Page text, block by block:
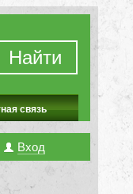
Найти
связь
Вход